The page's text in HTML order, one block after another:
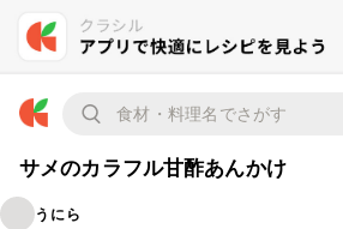
サメのカラフル甘酢あんかけ
うにら